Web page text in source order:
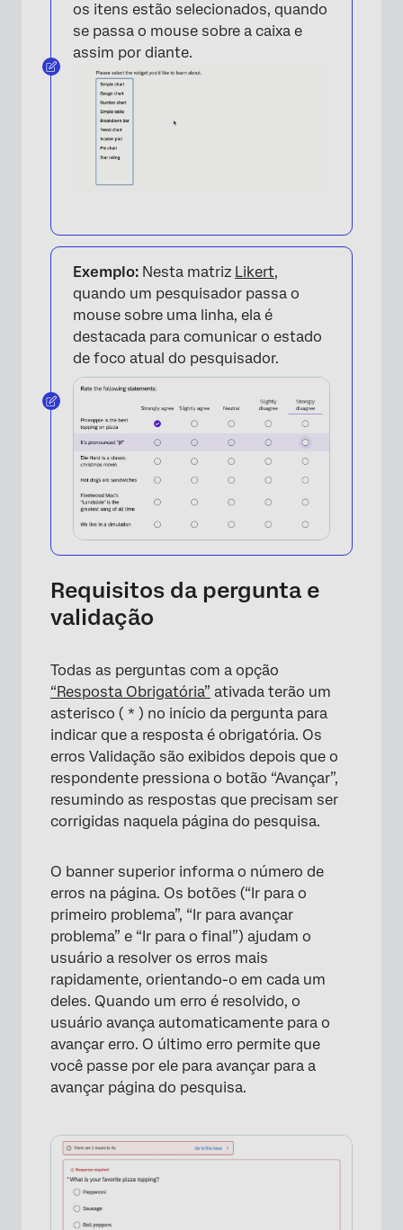
os itens estão selecionados, quando
se passa o mouse sobre a caixa e
assim por diante.
Exemplo: Nesta matriz Likert,
quando um pesquisador passa o
mouse sobre uma linha, ela é
destacada para comunicar o estado
de foco atual do pesquisador.
Requisitos da pergunta e
validação
Todas as perguntas com a opção
“Resposta Obrigatória” ativada terão um
asterisco ( * ) no início da pergunta para
indicar que a resposta é obrigatória. Os
erros Validação são exibidos depois que o
respondente pressiona o botão “Avançar”,
resumindo as respostas que precisam ser
corrigidas naquela página do pesquisa.
O banner superior informa o número de
erros na página. Os botões (“Ir para o
primeiro problema”, “Ir para avançar
problema” e “Ir para o final”) ajudam o
usuário a resolver os erros mais
rapidamente, orientando-o em cada um
deles. Quando um erro é resolvido, o
usuário avança automaticamente para o
avançar erro. O último erro permite que
você passe por ele para avançar para a
avançar página do pesquisa.